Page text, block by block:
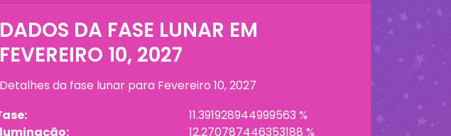
DADOS DA FASE LUNAR EM
FEVEREIRO 10, 2027
Detalhes da fase lunar para Fevereiro 10, 2027
11.391928944999563 %
12.270787446353188 %